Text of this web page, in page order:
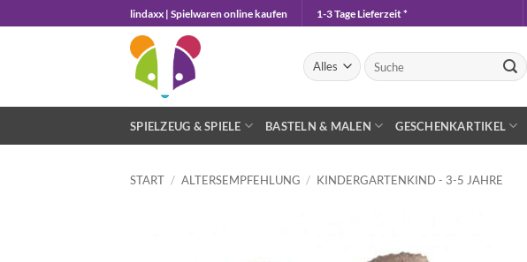
Inhalt
lindaxx | Spielwaren online kaufen 1-3 Tage Lieferzeit *
Suchen
nach:
SPIELZEUG & SPIELE BASTELN & MALEN GESCHENKARTIKEL
START / ALTERSEMPFEHLUNG / KINDERGARTENKIND - 3-5 JAHRE